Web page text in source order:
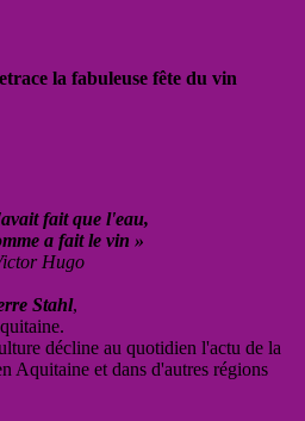
la fabuleuse fête du vin
fait que l'eau,
a fait le vin »
Hugo
Stahl,
décline au quotidien l'actu de la
Aquitaine et dans d'autres régions